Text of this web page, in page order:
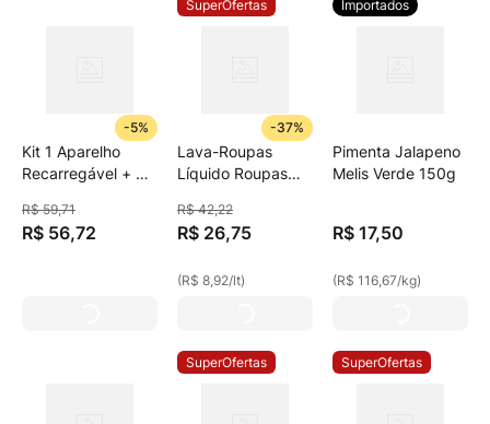
-5%
Kit 1 Aparelho
Recarregável + 3
Barbear Gillette
Mach3.
R$ 59,71
R$ 56,72
SuperOfertas
-37%
Lava-Roupas
Líquido Roupas
Coloridas Coco &
Baunilha Girando
R$ 42,22
R$ 26,75
(R$ 8,92/lt)
Importados
Pimenta Jalapeno
Melis Verde 150g
R$ 17,50
(R$ 116,67/kg)
SuperOfertas SuperOfertas